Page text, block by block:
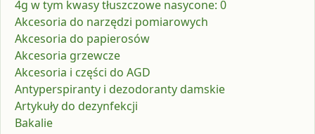
4g w tym kwasy tłuszczowe nasycone: 0
Akcesoria do narzędzi pomiarowych
Akcesoria do papierosów
Akcesoria grzewcze
Akcesoria i części do AGD
Antyperspiranty i dezodoranty damskie
Artykuły do dezynfekcji
Bakalie